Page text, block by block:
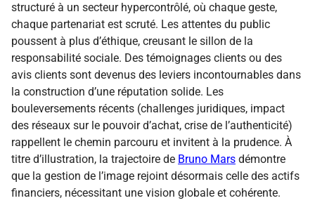
structuré à un secteur hypercontrôlé, où chaque geste,
chaque partenariat est scruté. Les attentes du public
poussent à plus d’éthique, creusant le sillon de la
responsabilité sociale. Des témoignages clients ou des
avis clients sont devenus des leviers incontournables dans
la construction d’une réputation solide. Les
bouleversements récents (challenges juridiques, impact
des réseaux sur le pouvoir d’achat, crise de l’authenticité)
rappellent le chemin parcouru et invitent à la prudence. À
titre d’illustration, la trajectoire de Bruno Mars démontre
que la gestion de l’image rejoint désormais celle des actifs
financiers, nécessitant une vision globale et cohérente.